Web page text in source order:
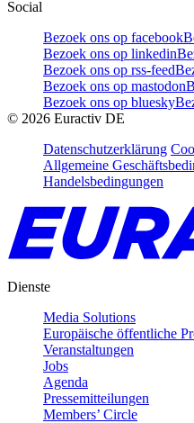
Social
Bezoek ons op facebook
Bezoek ons op linkedin
Bezoek ons op rss-feed
Bezoek ons op mastodon
Bezoek ons op bluesky
© 2026 Euractiv DE
Datenschutzerklärung
Allgemeine
Handelsbedingungen
Dienste
Media Solutions
Europäische öffentliche
Veranstaltungen
Jobs
Agenda
Pressemitteilungen
Members’ Circle